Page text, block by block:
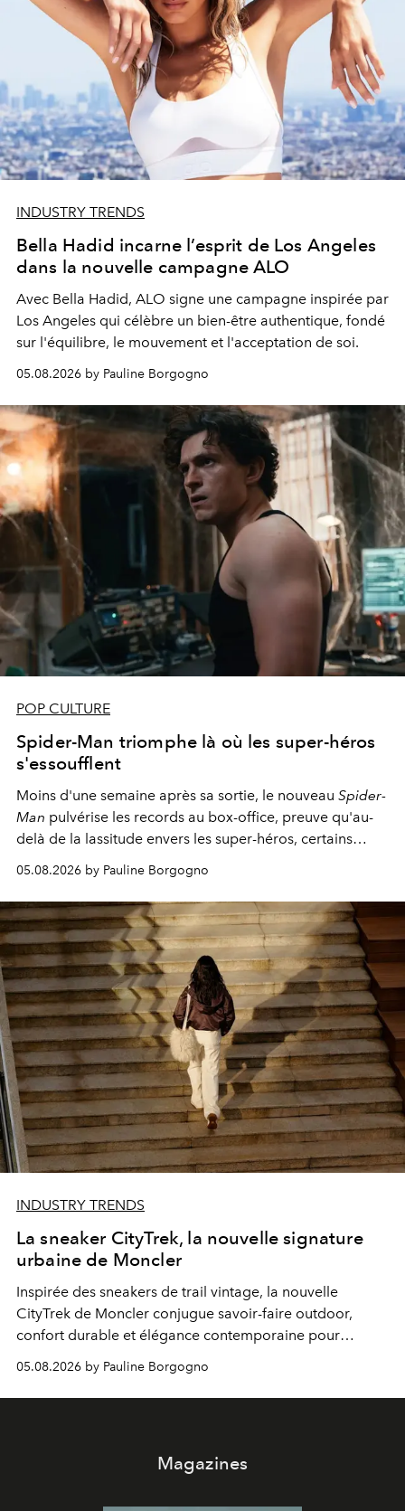
INDUSTRY TRENDS
Bella Hadid incarne l’esprit de Los Angeles
dans la nouvelle campagne ALO
Avec Bella Hadid, ALO signe une campagne inspirée par
Los Angeles qui célèbre un bien-être authentique, fondé
sur l'équilibre, le mouvement et l'acceptation de soi.
05.08.2026 by Pauline Borgogno
POP CULTURE
Spider-Man triomphe là où les super-héros
s'essoufflent
Moins d'une semaine après sa sortie, le nouveau Spider-
Man pulvérise les records au box-office, preuve qu'au-
delà de la lassitude envers les super-héros, certains
personnages continuent de susciter une ferveur intacte.
05.08.2026 by Pauline Borgogno
INDUSTRY TRENDS
La sneaker CityTrek, la nouvelle signature
urbaine de Moncler
Inspirée des sneakers de trail vintage, la nouvelle
CityTrek de Moncler conjugue savoir-faire outdoor,
confort durable et élégance contemporaine pour
accompagner les explorations du quotidien.
05.08.2026 by Pauline Borgogno
Magazines